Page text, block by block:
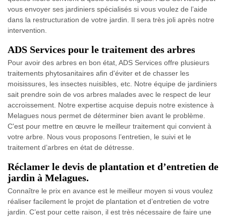
vous envoyer ses jardiniers spécialisés si vous voulez de l’aide
dans la restructuration de votre jardin. Il sera très joli après notre
intervention.
ADS Services pour le traitement des arbres
Pour avoir des arbres en bon état, ADS Services offre plusieurs
traitements phytosanitaires afin d'éviter et de chasser les
moisissures, les insectes nuisibles, etc. Notre équipe de jardiniers
sait prendre soin de vos arbres malades avec le respect de leur
accroissement. Notre expertise acquise depuis notre existence à
Melagues nous permet de déterminer bien avant le problème.
C'est pour mettre en œuvre le meilleur traitement qui convient à
votre arbre. Nous vous proposons l’entretien, le suivi et le
traitement d’arbres en état de détresse.
Réclamer le devis de plantation et d’entretien de
jardin à Melagues.
Connaître le prix en avance est le meilleur moyen si vous voulez
réaliser facilement le projet de plantation et d’entretien de votre
jardin. C’est pour cette raison, il est très nécessaire de faire une